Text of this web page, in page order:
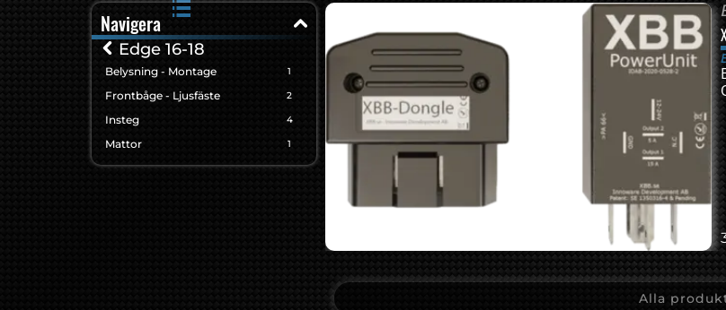
Navigera
Edge 16-18
Belysning - Montage 1
Frontbåge - Ljusfäste 2
Insteg 4
Mattor 1
Alla